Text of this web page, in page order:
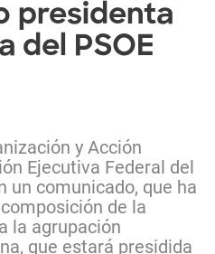
presidenta
del PSOE
y Acción
Ejecutiva Federal del
un comunicado, que ha
de la
la agrupación
que estará presidida